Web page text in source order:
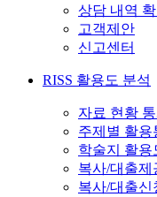
상담 내역
고객제안
신고센터
RISS 활용도 분석
자료 현황 통
주제별 활용
학술지 활용
복사/대출제
복사/대출신